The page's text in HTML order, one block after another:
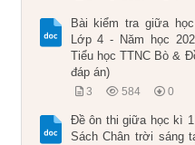
Bài kiểm tra giữa
Lớp 4 - Năm học
Tiểu học TTNC Bò &
đáp án)
3 584 0
Đề ôn thi giữa học kì
Sách Chân trời sáng